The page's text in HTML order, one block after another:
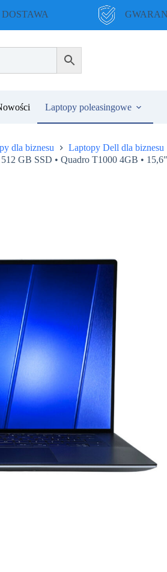
Laptopy poleasingowe
dla biznesu
Laptopy Dell dla biznesu
GB SSD • Quadro T1000 4GB •